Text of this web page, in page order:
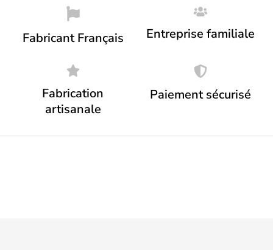
Fabricant Français Entreprise familiale
Fabrication
artisanale
Paiement sécurisé